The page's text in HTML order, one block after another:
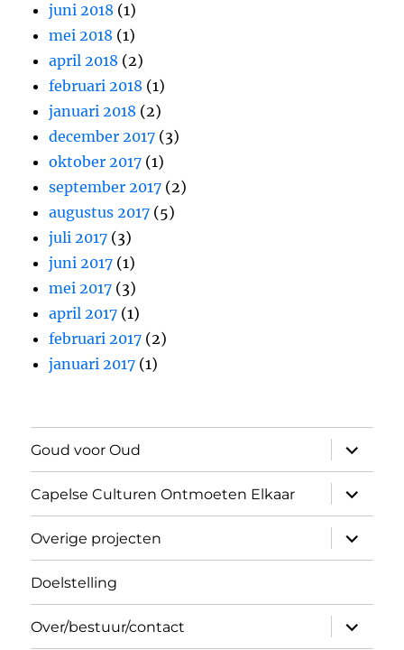
juni 2018 (1)
mei 2018 (1)
april 2018 (2)
februari 2018 (1)
januari 2018 (2)
december 2017 (3)
oktober 2017 (1)
september 2017 (2)
augustus 2017 (5)
juli 2017 (3)
juni 2017 (1)
mei 2017 (3)
april 2017 (1)
februari 2017 (2)
januari 2017 (1)
Goud voor Oud
Capelse Culturen Ontmoeten Elkaar
Overige projecten
Doelstelling
Over/bestuur/contact